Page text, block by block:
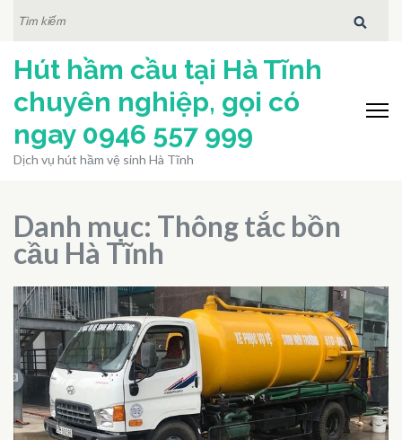
qua
dung
Hút hầm cầu tại Hà Tĩnh
chuyên nghiệp, gọi có
ngay 0946 557 999
Dịch vụ hút hầm vệ sinh Hà Tĩnh
Danh mục: Thông tắc bồn
cầu Hà Tĩnh